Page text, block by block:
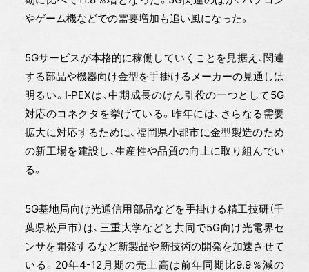
やゲーム機などでの需要増加も追い風になった。
5Gサービスが本格的に稼働していくことを見据え、関連
する部品や機器向け金型を手掛けるメーカーの見通しは
明るい。I‐PEXは、中期成長のけん引役の一つとして5G
対応のコネクタを挙げている。昨年には、さらなる需要
拡大に対応するために、福岡県小郡市に金型製造のため
の新工場を建設し、生産性や品質の向上に取り組んでい
る。
5G基地局向け光通信用部品などを手掛ける精工技研（千
葉県松戸市）は、三重大学などと共同で5G向け光電界セ
ンサを開発するなど新製品や新技術の開発を加速させて
いる。20年4-12月期の売上高は前年同期比9.9％減の